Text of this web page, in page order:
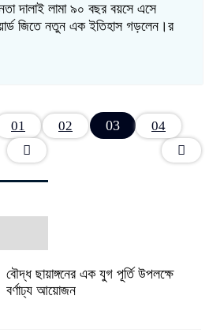
দালাই লামা ৯০ বছর বয়সে এসে
জিতে নতুন এক ইতিহাস গড়লেন।র
01 02 03 04
বৌদ্ধ ছায়াঙ্গনের এক যুগ পূর্তি উপলক্ষে
বর্ণাঢ্য আয়োজন